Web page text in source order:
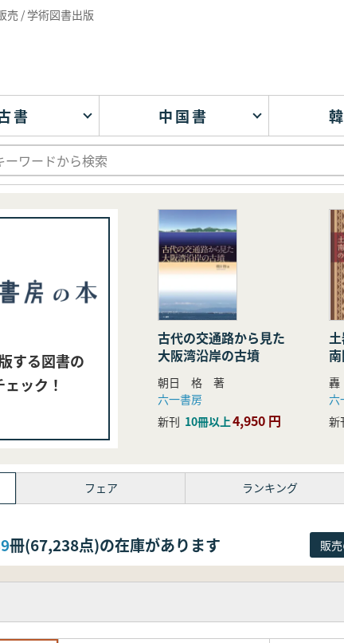
売 / 学術図書出版
書 中国書
する図書の
ック！
古代の交通路から見た
大阪湾沿岸の古墳
朝日 格 著
六一書房
新刊 10冊以上4,950 円
研究
六
新
フェア ランキング
冊(67,238点)の在庫があります 販